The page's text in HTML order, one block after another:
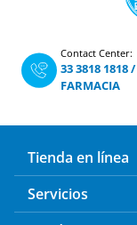
Contact Center:
33 3818 1818/
FARMACIA
Tienda en línea
Servicios